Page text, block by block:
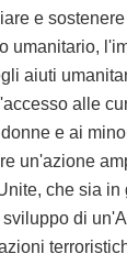
e
umanitario,
aiuti
alle
e ai
un'azione
che sia in
di